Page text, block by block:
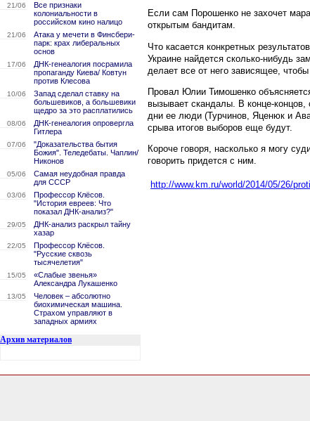
21/06
Все признаки
колониальности в
российском кино налицо
21/06
Атака у мечети в Финсбери-
парк: крах либеральных
основ
17/06
ДНК-генеалогия посрамила
пропаганду Киева/ Ковтун
против Клесова
10/06
Запад сделал ставку на
большевиков, а большевики
щедро за это расплатились
08/06
ДНК-генеалогия опровергла
Гитлера
07/06
"Доказательства бытия
Божия". Теледебаты. Чаплин/
Никонов
05/06
Самая неудобная правда
для СССР
03/06
Профессор Клёсов.
"История евреев: Что
показал ДНК-анализ?"
29/05
ДНК-анализ раскрыл тайну
хазар
22/05
Профессор Клёсов.
"Русские сквозь
тысячелетия"
15/05
«Слабые звенья»
Александра Лукашенко
13/05
Человек – абсолютно
биохимическая машина.
Страхом управляют в
западных армиях
Архив материалов
Если сам Порошенко не захочет
открытым бандитам.
Что касается конкретных
Украине найдется сколько-нибудь
делает все от него зависящее,
Провал Юлии Тимошенко
вызывает скандалы. В конце-
дни ее люди (Турчинов, Яценюк и
срыва итогов выборов еще будут.
Короче говоря, насколько я могу
говорить придется с ним.
http://www.km.ru/world/2014/05/26/